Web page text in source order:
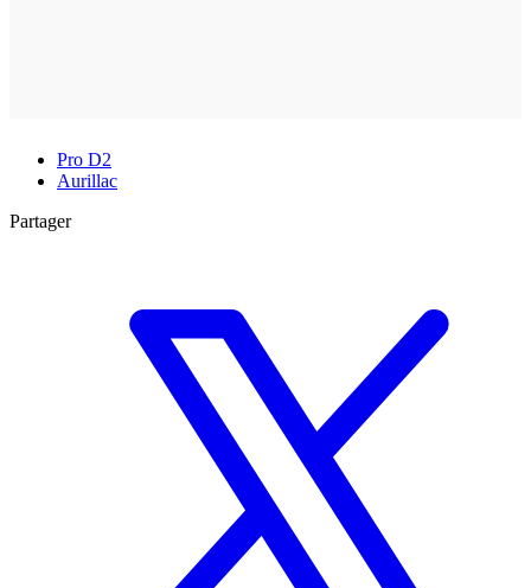
Pro D2
Aurillac
Partager